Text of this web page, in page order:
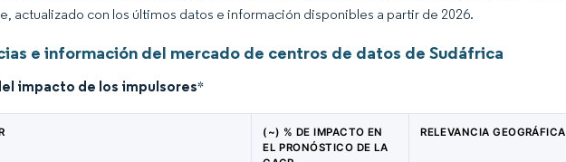
actualizado con los últimos datos e información disponibles a partir de 2026.
e información del mercado de centros de datos de Sudáfrica
impacto de los impulsores*
(~) % DE IMPACTO EN
EL PRONÓSTICO DE LA
RELEVANCIA GEOGRÁFICA